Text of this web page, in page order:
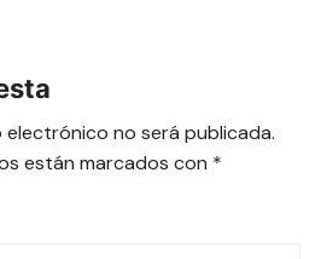
no será publicada.
están marcados con *